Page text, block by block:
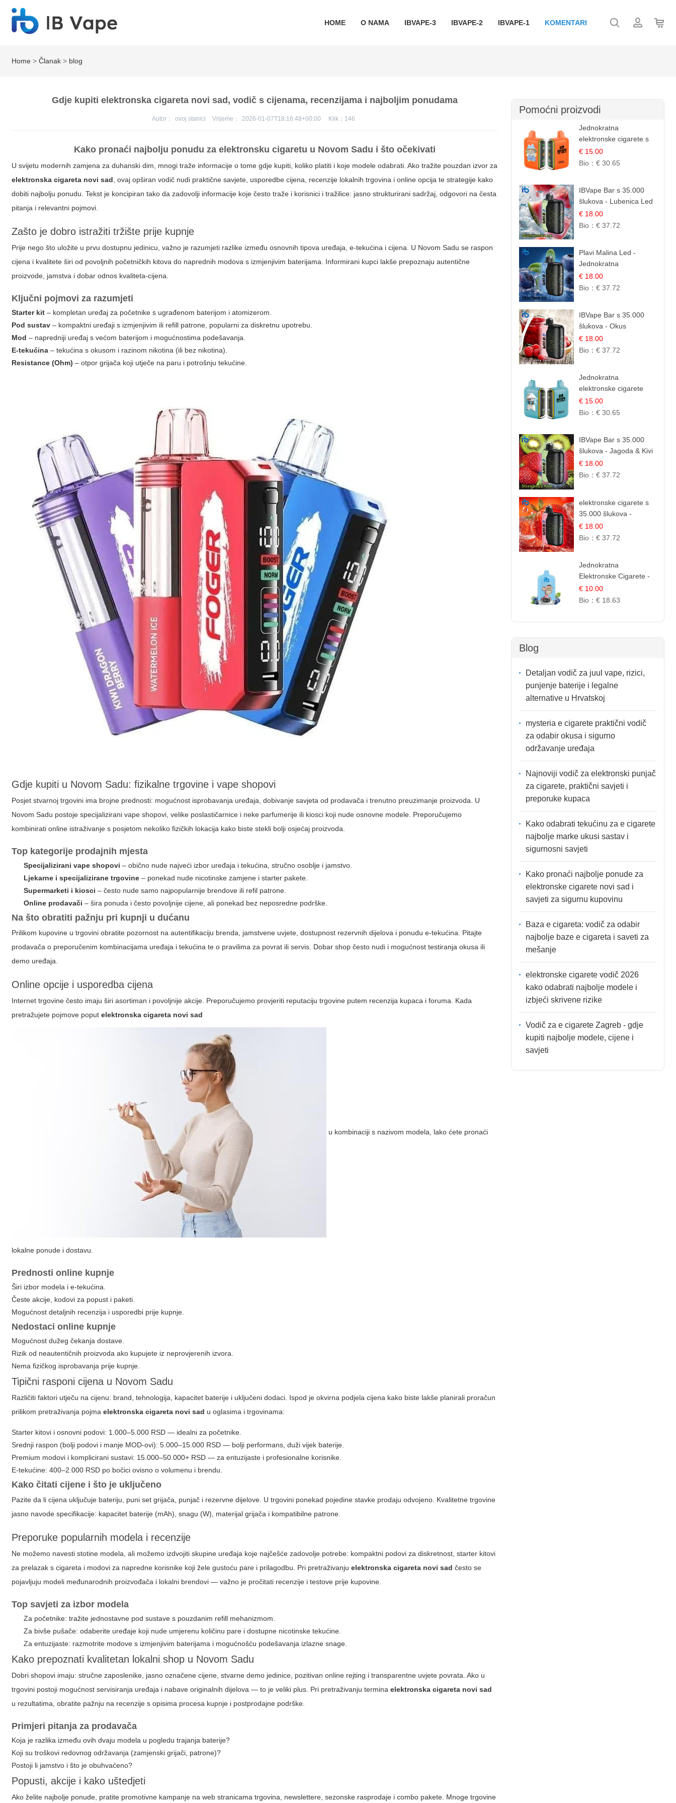
HOME O NAMA IBVAPE-3 IBVAPE-2 IBVAPE-1 KOMENTARI
Home >Članak > blog
Gdje kupiti elektronska cigareta novi sad, vodič s cijenama, recenzijama i najboljim ponudama
Autor： ovoj stanici Vrijeme： 2026-01-07T18:16:48+00:00 Klik： 146
Kako pronaći najbolju ponudu za elektronsku cigaretu u Novom Sadu i što očekivati
U svijetu modernih zamjena za duhanski dim, mnogi traže informacije o tome gdje kupiti, koliko platiti i koje modele odabrati. Ako tražite pouzdan izvor za
elektronska cigareta novi sad , ovaj opširan vodič nudi praktične savjete, usporedbe cijena, recenzije lokalnih trgovina i online opcija te strategije kako
dobiti najbolju ponudu. Tekst je koncipiran tako da zadovolji informacije koje često traže i korisnici i tražilice: jasno strukturirani sadržaj, odgovori na česta
pitanja i relevantni pojmovi.
Zašto je dobro istražiti tržište prije kupnje
Prije nego što uložite u prvu dostupnu jedinicu, važno je razumjeti razlike između osnovnih tipova uređaja, e-tekućina i cijena. U Novom Sadu se raspon
cijena i kvalitete širi od povoljnih početničkih kitova do naprednih modova s izmjenjivim baterijama. Informirani kupci lakše prepoznaju autentične
proizvode, jamstva i dobar odnos kvaliteta-cijena.
Ključni pojmovi za razumjeti
Starter kit – kompletan uređaj za početnike s ugrađenom baterijom i atomizerom.
Pod sustav – kompaktni uređaji s izmjenjivim ili refill patrone, popularni za diskretnu upotrebu.
Mod – napredniji uređaj s većom baterijom i mogućnostima podešavanja.
E-tekućina – tekućina s okusom i razinom nikotina (ili bez nikotina).
Resistance (Ohm) – otpor grijača koji utječe na paru i potrošnju tekućine.
Gdje kupiti u Novom Sadu: fizikalne trgovine i vape shopovi
Posjet stvarnoj trgovini ima brojne prednosti: mogućnost isprobavanja uređaja, dobivanje savjeta od prodavača i trenutno preuzimanje proizvoda. U
Novom Sadu postoje specijalizirani vape shopovi, velike poslastičarnice i neke parfumerije ili kiosci koji nude osnovne modele. Preporučujemo
kombinirati online istraživanje s posjetom nekoliko fizičkih lokacija kako biste stekli bolji osjećaj proizvoda.
Top kategorije prodajnih mjesta
Specijalizirani vape shopovi – obično nude najveći izbor uređaja i tekućina, stručno osoblje i jamstvo.
Ljekarne i specijalizirane trgovine – ponekad nude nicotinske zamjene i starter pakete.
Supermarketi i kiosci – često nude samo najpopularnije brendove ili refil patrone.
Online prodavači – šira ponuda i često povoljnije cijene, ali ponekad bez neposredne podrške.
Na što obratiti pažnju pri kupnji u dućanu
Prilikom kupovine u trgovini obratite pozornost na autentifikaciju brenda, jamstvene uvjete, dostupnost rezervnih dijelova i ponudu e-tekućina. Pitajte
prodavača o preporučenim kombinacijama uređaja i tekućina te o pravilima za povrat ili servis. Dobar shop često nudi i mogućnost testiranja okusa ili
demo uređaja.
Online opcije i usporedba cijena
Internet trgovine često imaju širi asortiman i povoljnije akcije. Preporučujemo provjeriti reputaciju trgovine putem recenzija kupaca i foruma. Kada
pretražujete pojmove poputelektronska cigareta novi sad
u kombinaciji s nazivom modela, lako ćete pronaći
lokalne ponude i dostavu.
Prednosti online kupnje
Širi izbor modela i e-tekućina.
Česte akcije, kodovi za popust i paketi.
Mogućnost detaljnih recenzija i usporedbi prije kupnje.
Nedostaci online kupnje
Mogućnost dužeg čekanja dostave.
Rizik od neautentičnih proizvoda ako kupujete iz neprovjerenih izvora.
Nema fizičkog isprobavanja prije kupnje.
Tipični rasponi cijena u Novom Sadu
Različiti faktori utječu na cijenu: brand, tehnologija, kapacitet baterije i uključeni dodaci. Ispod je okvirna podjela cijena kako biste lakše planirali proračun
prilikom pretraživanja pojmaelektronska cigareta novi sad u oglasima i trgovinama:
Starter kitovi i osnovni podovi: 1.000–5.000 RSD — idealni za početnike.
Srednji raspon (bolji podovi i manje MOD-ovi): 5.000–15.000 RSD — bolji performans, duži vijek baterije.
Premium modovi i komplicirani sustavi: 15.000–50.000+ RSD — za entuzijaste i profesionalne korisnike.
E-tekućine: 400–2.000 RSD po bočici ovisno o volumenu i brendu.
Kako čitati cijene i što je uključeno
Pazite da li cijena uključuje bateriju, puni set grijača, punjač i rezervne dijelove. U trgovini ponekad pojedine stavke prodaju odvojeno. Kvalitetne trgovine
jasno navode specifikacije: kapacitet baterije (mAh), snagu (W), materijal grijača i kompatibilne patrone.
Preporuke popularnih modela i recenzije
Ne možemo navesti stotine modela, ali možemo izdvojiti skupine uređaja koje najčešće zadovolje potrebe: kompaktni podovi za diskretnost, starter kitovi
za prelazak s cigareta i modovi za napredne korisnike koji žele gustoću pare i prilagodbu. Pri pretraživanjuelektronska cigareta novi sad često se
pojavljuju modeli međunarodnih proizvođača i lokalni brendovi — važno je pročitati recenzije i testove prije kupovine.
Top savjeti za izbor modela
Za početnike: tražite jednostavne pod sustave s pouzdanim refill mehanizmom.
Za bivše pušače: odaberite uređaje koji nude umjerenu količinu pare i dostupne nicotinske tekućine.
Za entuzijaste: razmotrite modove s izmjenjivim baterijama i mogućnošću podešavanja izlazne snage.
Kako prepoznati kvalitetan lokalni shop u Novom Sadu
Dobri shopovi imaju: stručne zaposlenike, jasno označene cijene, stvarne demo jedinice, pozitivan online rejting i transparentne uvjete povrata. Ako u
trgovini postoji mogućnost servisiranja uređaja i nabave originalnih dijelova — to je veliki plus. Pri pretraživanju terminaelektronska cigareta novi sad
u rezultatima, obratite pažnju na recenzije s opisima procesa kupnje i postprodajne podrške.
Primjeri pitanja za prodavača
Koja je razlika između ovih dvaju modela u pogledu trajanja baterije?
Koji su troškovi redovnog održavanja (zamjenski grijači, patrone)?
Postoji li jamstvo i što je obuhvaćeno?
Popusti, akcije i kako uštedjeti
Ako želite najbolje ponude, pratite promotivne kampanje na web stranicama trgovina, newslettere, sezonske rasprodaje i combo pakete. Mnoge trgovine
Pomoćni proizvodi
Jednokratna
elektronske cigarete s
25.000 šlukova - Mango
& Ananas | Egzotična
€ 15.00
Bio： € 30.65
IBVape Bar s 35.000
šlukova - Lubenica Led
| Osježavajući Ljetni
Okus
€ 18.00
Bio： € 37.72
Plavi Malina Led -
Jednokratna
elektronske cigarete s
35.000 šlukova | IBVape
€ 18.00
Bio： € 37.72
IBVape Bar s 35.000
šlukova - Okus
Malinova Džema |
Slatka Voćna Aroma
€ 18.00
Bio： € 37.72
Jednokratna
elektronske cigarete
25.000 Puffova - Kupina
& Borovnica | Šumska
€ 15.00
Bio： € 30.65
IBVape Bar s 35.000
šlukova - Jagoda & Kivi
| Osježavajuća Voćna
Mješavina
€ 18.00
Bio： € 37.72
elektronske cigarete s
35.000 šlukova -
Jagoda Led | Ohladivši i
Osježavajući Okus
€ 18.00
Bio： € 37.72
Jednokratna
Elektronske Cigarete -
Plavi Malina Led |
IBVape
€ 10.00
Bio： € 18.63
Blog
Detaljan vodič za juul vape, rizici,
punjenje baterije i legalne
alternative u Hrvatskoj
mysteria e cigarete praktični vodič
za odabir okusa i sigurno
održavanje uređaja
Najnoviji vodič za elektronski punjač
za cigarete, praktični savjeti i
preporuke kupaca
Kako odabrati tekućinu za e cigarete
najbolje marke ukusi sastav i
sigurnosni savjeti
Kako pronaći najbolje ponude za
elektronske cigarete novi sad i
savjeti za sigurnu kupovinu
Baza e cigareta: vodič za odabir
najbolje baze e cigareta i saveti za
mešanje
elektronske cigarete vodič 2026
kako odabrati najbolje modele i
izbjeći skrivene rizike
Vodič za e cigarete Zagreb - gdje
kupiti najbolje modele, cijene i
savjeti